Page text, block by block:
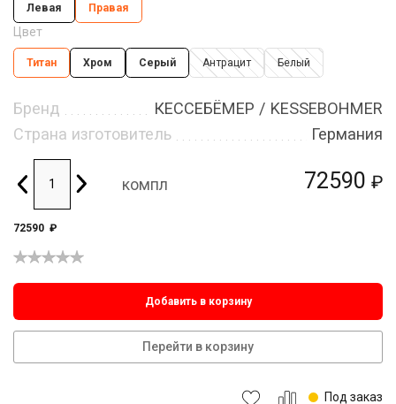
72590 ₽
Левая Правая
Цвет
Титан Хром Серый Антрацит Белый
Бренд
КЕССЕБЁМЕР / KESSEBOHMER
Страна изготовитель
Германия
компл
72590 ₽
Добавить в корзину
Перейти в корзину
Под заказ